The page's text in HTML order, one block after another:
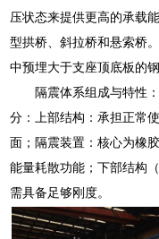
压状态来提供更高的承载
型拱桥、斜拉桥和悬索桥
中预埋大于支座顶底板的
隔震体系组成与特性
分：上部结构：承担正常
面；隔震装置：核心为橡
能量耗散功能；下部结构
需具备足够刚度。